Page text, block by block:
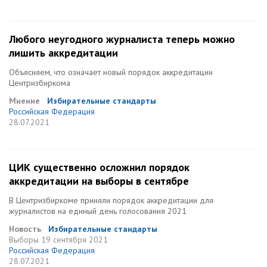
Любого неугодного журналиста теперь можно
лишить аккредитации
Объясняем, что означает новый порядок аккредитации
Центризбиркома
Мнение
Избирательные стандарты
Российская Федерация
28.07.2021
ЦИК существенно осложнил порядок
аккредитации на выборы в сентябре
В Центризбиркоме приняли порядок аккредитации для
журналистов на единый день голосования 2021
Новость
Избирательные стандарты
Выборы 19 сентября 2021
Российская Федерация
28.07.2021